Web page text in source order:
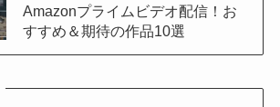
Amazonプライムビデオ配信！お
すすめ＆期待の作品10選